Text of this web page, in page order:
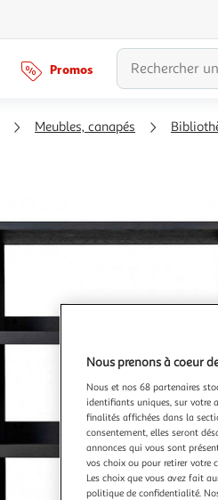
Promos
Meubles, canapés
Nous prenons à coeur
Nous et nos 68 partenaires
identifiants uniques, sur votre
finalités affichées dans la
consentement, elles seront
annonces qui vous sont
vos choix ou pour retirer votre
Les choix que vous avez fait
politique de confidentialité.